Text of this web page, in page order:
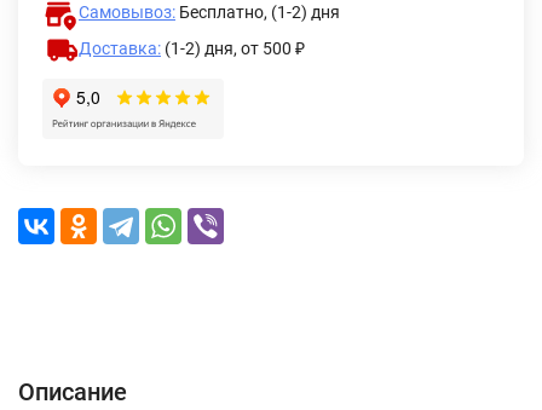
Самовывоз: Бесплатно, (1-2) дня
Доставка: (1-2) дня, от 500 ₽
Описание